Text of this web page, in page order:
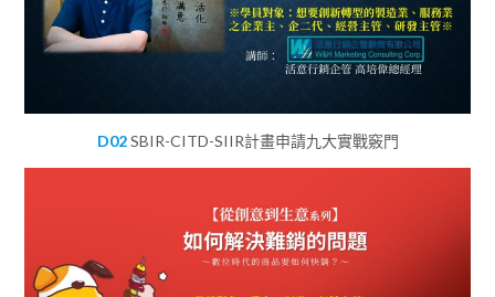
D02SBIR-CITD-SIIR計畫申請九大實戰竅門